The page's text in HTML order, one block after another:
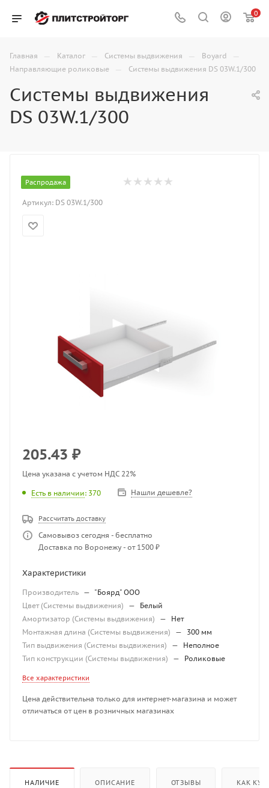
0
Главная — Каталог — Системы выдвижения — Boyard —
Направляющие роликовые — Системы выдвижения DS 03W.1/300
Системы выдвижения
DS 03W.1/300
Распродажа
Артикул: DS 03W.1/300
205.43 ₽
Цена указана с учетом НДС 22%
Есть в наличии: 370 Нашли дешевле?
Рассчитать доставку
Самовывоз сегодня - бесплатно
Доставка по Воронежу - от 1500 ₽
Характеристики
Производитель — "Боярд" ООО
Цвет (Системы выдвижения)
—
Белый
Амортизатор (Системы выдвижения)
—
Нет
Монтажная длина (Системы выдвижения)
—
300 мм
Тип выдвижения (Системы выдвижения)
—
Неполное
Тип конструкции (Системы выдвижения)
— Роликовые
Все характеристики
Цена действительна только для интернет-магазина и может
отличаться от цен в розничных магазинах
НАЛИЧИЕ ОПИСАНИЕ ОТЗЫВЫ КАК